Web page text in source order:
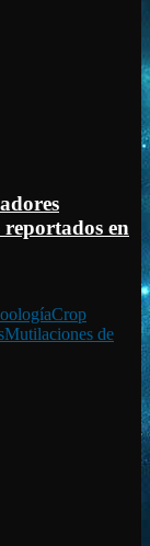
en
Crop
Mutilaciones de